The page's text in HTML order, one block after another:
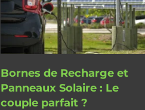
Bornes de Recharge et
Panneaux Solaire : Le
couple parfait ?